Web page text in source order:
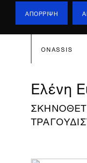
ΑΠΟΡΡΙΨΗ
ONASSIS
Ελένη